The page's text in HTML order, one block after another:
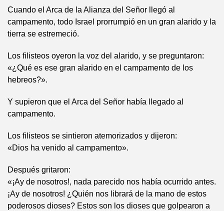
Cuando el Arca de la Alianza del Señor llegó al
campamento, todo Israel prorrumpió en un gran alarido y la
tierra se estremeció.
Los filisteos oyeron la voz del alarido, y se preguntaron:
«¿Qué es ese gran alarido en el campamento de los
hebreos?».
Y supieron que el Arca del Señor había llegado al
campamento.
Los filisteos se sintieron atemorizados y dijeron:
«Dios ha venido al campamento».
Después gritaron:
«¡Ay de nosotros!, nada parecido nos había ocurrido antes.
¡Ay de nosotros! ¿Quién nos librará de la mano de estos
poderosos dioses? Estos son los dioses que golpearon a